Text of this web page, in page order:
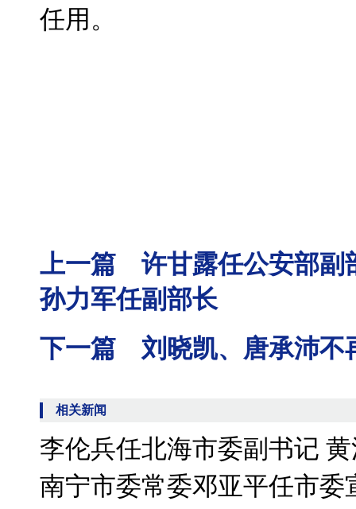
任用。
上一篇 许甘露任公安部副
孙力军任副部长
下一篇 刘晓凯、唐承沛不
相关新闻
李伦兵任北海市委副书记
南宁市委常委邓亚平任市委